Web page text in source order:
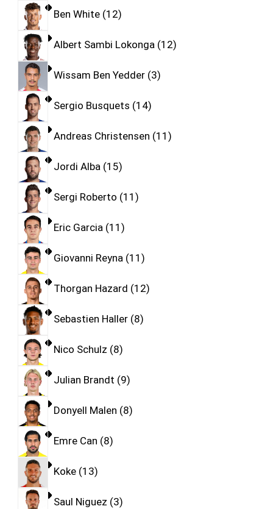
Ben White 12
Albert Sambi Lokonga 12
Wissam Ben Yedder 3
Sergio Busquets 14
Andreas Christensen 11
Jordi Alba 15
Sergi Roberto 11
Eric Garcia 11
Giovanni Reyna 11
Thorgan Hazard 12
Sebastien Haller 8
Nico Schulz 8
Julian Brandt 9
Donyell Malen 8
Emre Can 8
Koke 13
Saul Niguez 3